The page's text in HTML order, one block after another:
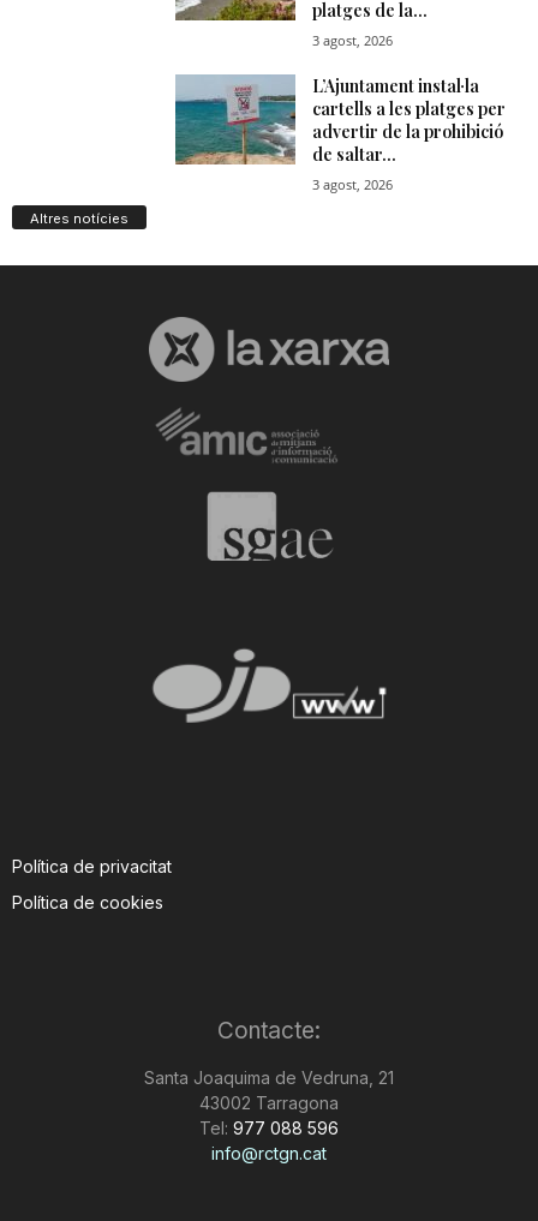
Altres notícies
Política de privacitat
Política de cookies
Contacte:
Santa Joaquima de Vedruna, 21
43002 Tarragona
Tel: 977 088 596
info@rctgn.cat